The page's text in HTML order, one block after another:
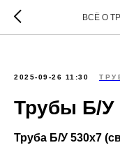
ВСЁ О
2025-09-26 11:30
Трубы Б/У
Труба Б/У 530х7